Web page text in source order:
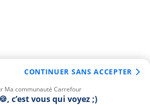
Ma communauté Carrefour
c’est vous qui voyez ;)
CONTINUER SANS ACCEPTER